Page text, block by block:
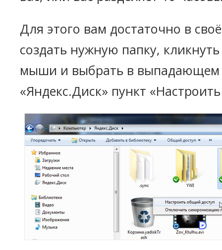
Для этого вам достаточно в
создать нужную папку,
мыши и выбрать в
«Яндекс.Диск» пункт